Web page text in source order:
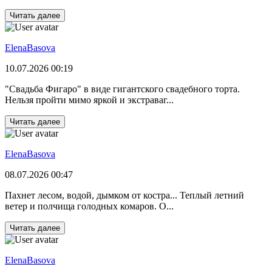
Читать далее
ElenaBasova
10.07.2026 00:19
"Свадьба Фигаро" в виде гигантского свадебного торта.
Нельзя пройти мимо яркой и экстраваг...
Читать далее
ElenaBasova
08.07.2026 00:47
Пахнет лесом, водой, дымком от костра... Теплый летний
ветер и полчища голодных комаров. О...
Читать далее
ElenaBasova